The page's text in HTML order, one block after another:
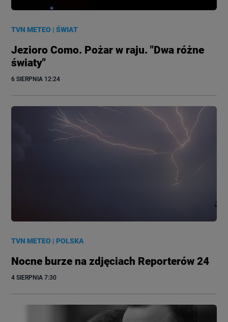
TVN METEO |ŚWIAT
Jezioro Como. Pożar w raju. "Dwa różne
światy"
6 SIERPNIA 12:24
TVN METEO |POLSKA
Nocne burze na zdjęciach Reporterów 24
4 SIERPNIA 7:30